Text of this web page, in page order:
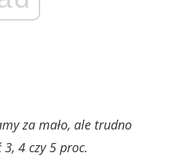
za mało, ale trudno
4 czy 5 proc.